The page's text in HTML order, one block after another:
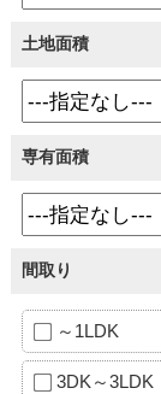
土地面積
専有面積
間取り
～1LDK
3DK～3LDK